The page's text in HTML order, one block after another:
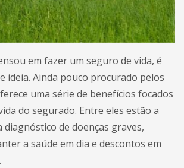
em fazer um seguro de vida, é
ideia. Ainda pouco procurado pelos
uma série de benefícios focados
do segurado. Entre eles estão a
diagnóstico de doenças graves,
a saúde em dia e descontos em